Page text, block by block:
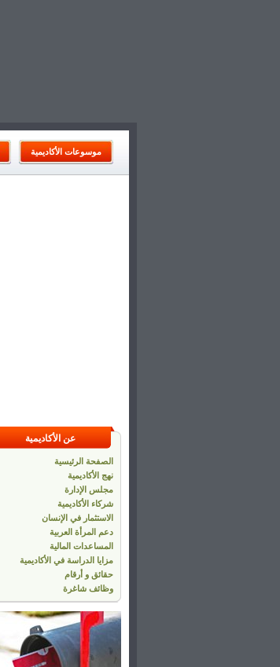
موسوعات الأكاديمية
عن الأكاديمية
الصفحة الرئيسية
نهج الأكاديمية
مجلس الإدارة
شركاء الأكاديمية
الاستثمار في الإنسان
دعم المرأة العربية
المساعدات المالية
مزايا الدراسة في الأكاديمية
حقائق و أرقام
وظائف شاغرة